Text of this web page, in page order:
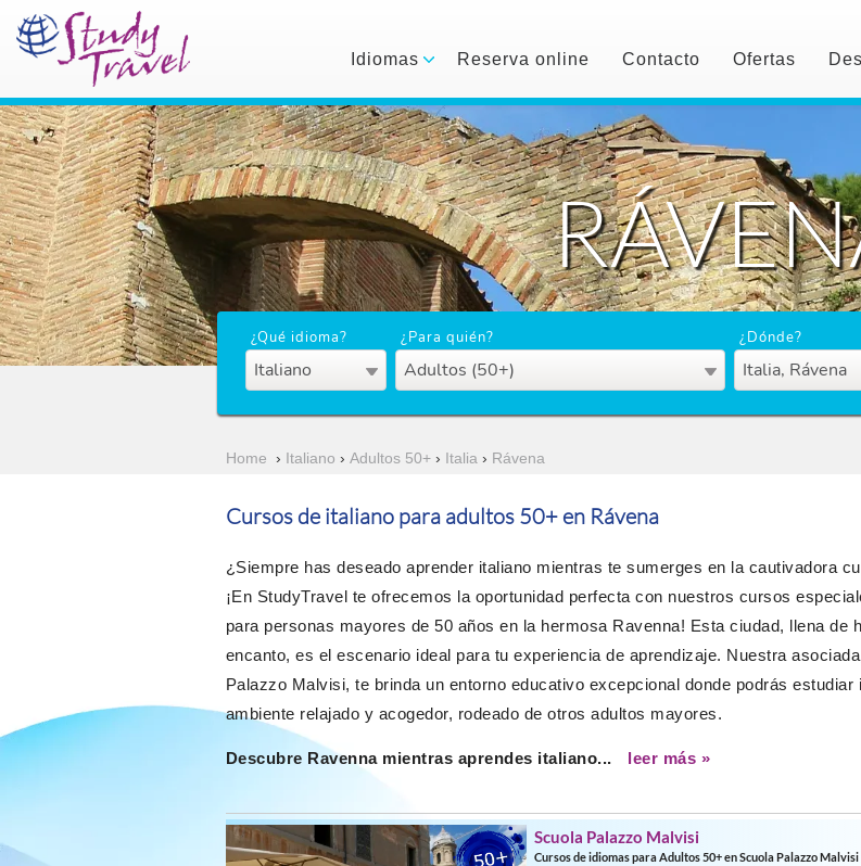
Idiomas Reserva online Contacto Ofertas
¿Qué idioma?
Italiano
¿Para quién?
Adultos (50+)
¿Dónde?
Italia, Rávena
Home › Italiano › Adultos 50+› Italia › Rávena
Cursos de italiano para adultos 50+ en Rávena
¿Siempre has deseado aprender italiano mientras te sumerges en la cautivadora
¡En StudyTravel te ofrecemos la oportunidad perfecta con nuestros cursos
para personas mayores de 50 años en la hermosa Ravenna! Esta ciudad, llena de
encanto, es el escenario ideal para tu experiencia de aprendizaje. Nuestra
Palazzo Malvisi, te brinda un entorno educativo excepcional donde podrás estudiar
ambiente relajado y acogedor, rodeado de otros adultos mayores.
Descubre Ravenna mientras aprendes italiano... leer más »
Scuola Palazzo Malvisi
Cursos de idiomas para Adultos 50+ en Scuola Palazzo Malvisi